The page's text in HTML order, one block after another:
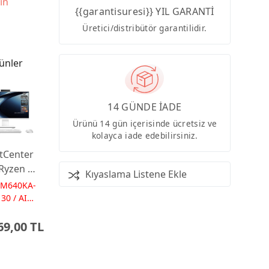
AI
23.8
AI-
/ AI
TL
{{garantisuresi}} YIL GARANTİ
Üretici/distribütör garantilidir.
14 GÜNDE İADE
Ürünü 14 gün içerisinde ücretsiz ve
kolayca iade edebilirsiniz.
Kıyaslama Listene Ekle